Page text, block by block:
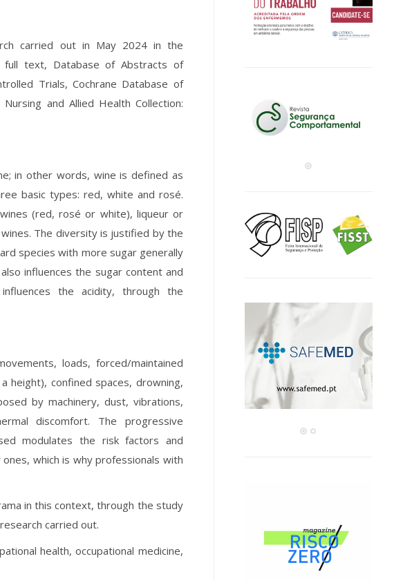
carried out in May 2024 in the
full text, Database of Abstracts of
Trials, Cochrane Database of
and Allied Health Collection:
in other words, wine is defined as
basic types: red, white and rosé.
(red, rosé or white), liqueur or
The diversity is justified by the
species with more sugar generally
influences the sugar content and
the acidity, through the
loads, forced/maintained
height), confined spaces, drowning,
by machinery, dust, vibrations,
discomfort. The progressive
modulates the risk factors and
which is why professionals with
in this context, through the study
carried out.
health, occupational medicine,